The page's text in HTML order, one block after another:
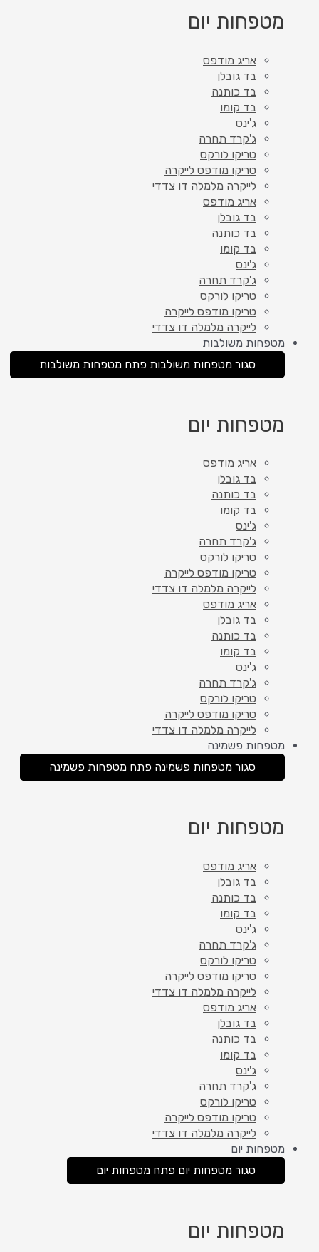
מטפחות יום
אריג מודפס
בד גובלן
בד כותנה
בד קומו
ג'ינס
ג'קרד תחרה
טריקו לורקס
טריקו מודפס לייקרה
לייקרה מלמלה דו צדדי
אריג מודפס
בד גובלן
בד כותנה
בד קומו
ג'ינס
ג'קרד תחרה
טריקו לורקס
טריקו מודפס לייקרה
לייקרה מלמלה דו צדדי
מטפחות משולבות
סגור מטפחות משולבות פתח מטפחות משולבות
מטפחות יום
אריג מודפס
בד גובלן
בד כותנה
בד קומו
ג'ינס
ג'קרד תחרה
טריקו לורקס
טריקו מודפס לייקרה
לייקרה מלמלה דו צדדי
אריג מודפס
בד גובלן
בד כותנה
בד קומו
ג'ינס
ג'קרד תחרה
טריקו לורקס
טריקו מודפס לייקרה
לייקרה מלמלה דו צדדי
מטפחות פשמינה
סגור מטפחות פשמינה פתח מטפחות פשמינה
מטפחות יום
אריג מודפס
בד גובלן
בד כותנה
בד קומו
ג'ינס
ג'קרד תחרה
טריקו לורקס
טריקו מודפס לייקרה
לייקרה מלמלה דו צדדי
אריג מודפס
בד גובלן
בד כותנה
בד קומו
ג'ינס
ג'קרד תחרה
טריקו לורקס
טריקו מודפס לייקרה
לייקרה מלמלה דו צדדי
מטפחות יום
סגור מטפחות יום פתח מטפחות יום
מטפחות יום